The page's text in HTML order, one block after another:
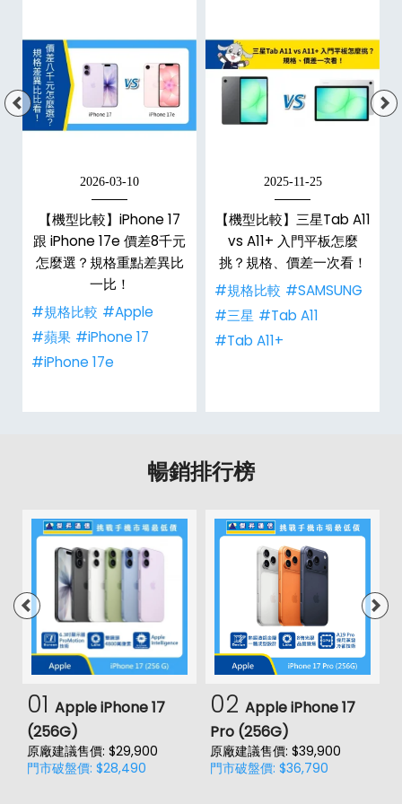
2026-03-10
【機型比較】iPhone 17
跟 iPhone 17e 價差8千元
怎麼選？規格重點差異比
一比！
#規格比較 #Apple
#蘋果 #iPhone 17
#iPhone 17e
2025-11-25
【機型比較】三星Tab A11
vs A11+ 入門平板怎麼
挑？規格、價差一次看！
#規格比較 #SAMSUNG
#三星 #Tab A11
#Tab A11+
暢銷排行榜
01 Apple iPhone 17
(256G)
原廠建議售價: $29,900
門市破盤價: $28,490
02 Apple iPhone 17
Pro (256G)
原廠建議售價: $39,900
門市破盤價: $36,790